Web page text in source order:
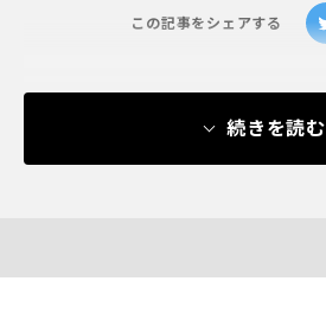
この記事をシェアする
続きを読む